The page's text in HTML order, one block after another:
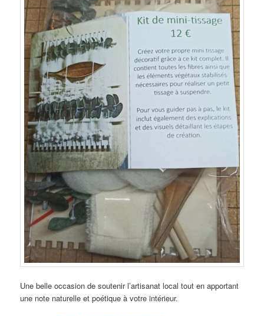
Une belle occasion de soutenir l’artisanat local tout en apportant
une note naturelle et poétique à votre intérieur.